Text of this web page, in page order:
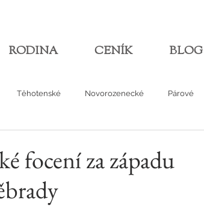
RODINA CENÍK BLOG
Těhotenské Novorozenecké Párové
focení za západu